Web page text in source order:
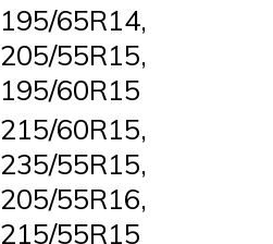
195/65R14,
205/55R15,
195/60R15
215/60R15,
235/55R15,
205/55R16,
215/55R15